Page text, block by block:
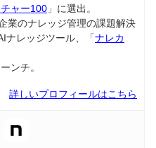
ャー100 」に選出。
業のナレッジ管理の課題解決
ナレッジツール、「ナレカ
ンチ。
詳しいプロフィールはこちら